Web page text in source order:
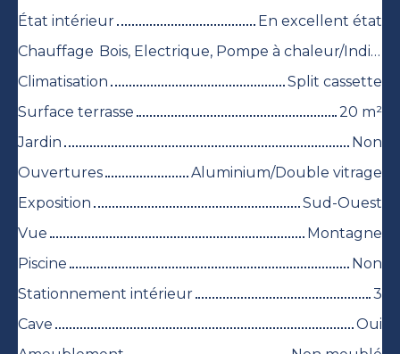
État intérieur
En excellent état
Chauffage
Bois, Electrique, Pompe à chaleur/Individuel
Climatisation
Split cassette
Surface terrasse
20 m²
Jardin
Non
Ouvertures
Aluminium/Double vitrage
Exposition
Sud-Ouest
Vue
Montagne
Piscine
Non
Stationnement intérieur
3
Cave
Oui